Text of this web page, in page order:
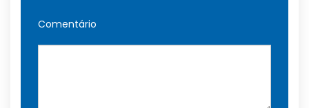
Comentário